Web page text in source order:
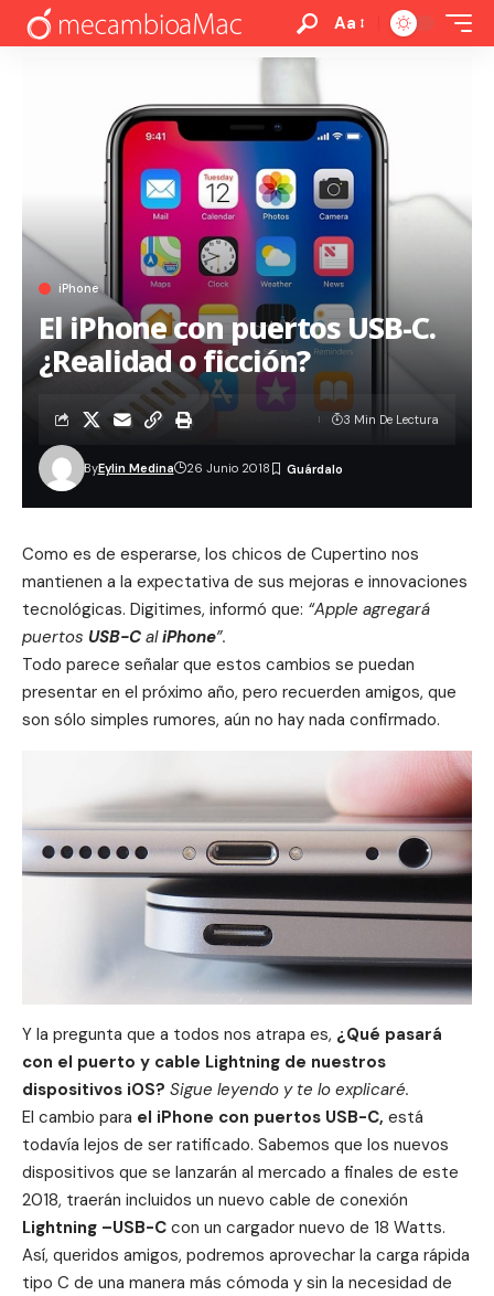
Aa
iPhone
El iPhone con puertos USB-C.
¿Realidad o ficción?
ByEylin Medina 26 Junio 2018
3 Min De Lectura
Como es de esperarse, los chicos de Cupertino nos
mantienen a la expectativa de sus mejoras e innovaciones
tecnológicas. Digitimes, informó que: “Apple agregará
puertos USB-C aliPhone”.
Todo parece señalar que estos cambios se puedan
presentar en el próximo año, pero recuerden amigos, que
son sólo simples rumores, aún no hay nada confirmado.
Y la pregunta que a todos nos atrapa es, ¿Qué pasará
con el puerto y cable Lightning de nuestros
dispositivos iOS? Sigue leyendo y te lo explicaré.
El cambio para el iPhone con puertos USB-C, está
todavía lejos de ser ratificado. Sabemos que los nuevos
dispositivos que se lanzarán al mercado a finales de este
2018, traerán incluidos un nuevo cable de conexión
Lightning –USB-C con un cargador nuevo de 18 Watts.
Así, queridos amigos, podremos aprovechar la carga rápida
tipo C de una manera más cómoda y sin la necesidad de